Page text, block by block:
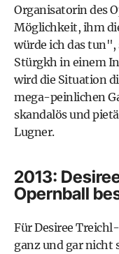
Organisatorin des
Möglichkeit, ihm
würde ich das
Stürgkh in einem
wird die Situation
mega-peinlichen
skandalös und
Lugner.
2013:
Opernball
Für Desiree
ganz und gar nicht